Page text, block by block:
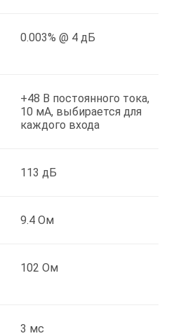
0.003% @ 4 дБ
+48 В постоянного тока,
10 мА, выбирается для
каждого входа
113 дБ
9.4 Ом
102 Ом
3 мс